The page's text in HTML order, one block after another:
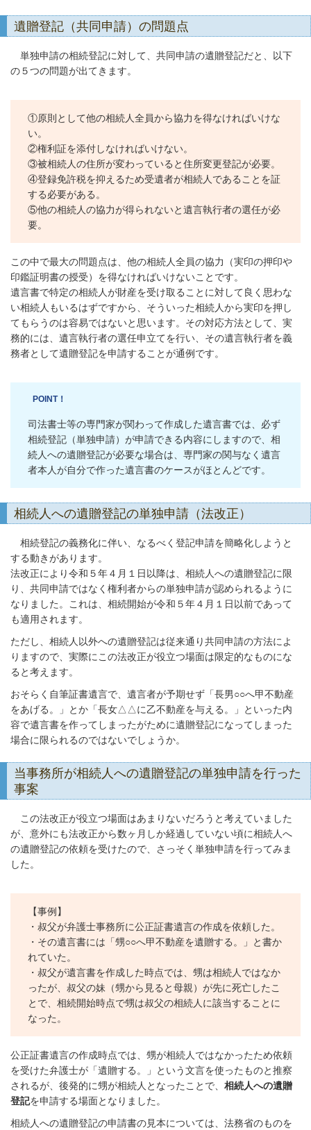
遺贈登記（共同申請）の問題点
単独申請の相続登記に対して、共同申請の遺贈登記だと、以下
の５つの問題が出てきます。
①原則として他の相続人全員から協力を得なければいけな
い。
②権利証を添付しなければいけない。
③被相続人の住所が変わっていると住所変更登記が必要。
④登録免許税を抑えるため受遺者が相続人であることを証
する必要がある。
⑤他の相続人の協力が得られないと遺言執行者の選任が必
要。
この中で最大の問題点は、他の相続人全員の協力（実印の押印や
印鑑証明書の授受）を得なければいけないことです。
遺言書で特定の相続人が財産を受け取ることに対して良く思わな
い相続人もいるはずですから、そういった相続人から実印を押し
てもらうのは容易ではないと思います。その対応方法として、実
務的には、遺言執行者の選任申立てを行い、その遺言執行者を義
務者として遺贈登記を申請することが通例です。
POINT！
司法書士等の専門家が関わって作成した遺言書では、必ず
相続登記（単独申請）が申請できる内容にしますので、相
続人への遺贈登記が必要な場合は、専門家の関与なく遺言
者本人が自分で作った遺言書のケースがほとんどです。
相続人への遺贈登記の単独申請（法改正）
相続登記の義務化に伴い、なるべく登記申請を簡略化しようと
する動きがあります。
法改正により令和５年４月１日以降は、相続人への遺贈登記に限
り、共同申請ではなく権利者からの単独申請が認められるように
なりました。これは、相続開始が令和５年４月１日以前であって
も適用されます。
ただし、相続人以外への遺贈登記は従来通り共同申請の方法によ
りますので、実際にこの法改正が役立つ場面は限定的なものにな
ると考えます。
おそらく自筆証書遺言で、遺言者が予期せず「長男○○へ甲不動産
をあげる。」とか「長女△△に乙不動産を与える。」といった内
容で遺言書を作ってしまったがために遺贈登記になってしまった
場合に限られるのではないでしょうか。
当事務所が相続人への遺贈登記の単独申請を行った
事案
この法改正が役立つ場面はあまりないだろうと考えていました
が、意外にも法改正から数ヶ月しか経過していない頃に相続人へ
の遺贈登記の依頼を受けたので、さっそく単独申請を行ってみま
した。
【事例】
・叔父が弁護士事務所に公正証書遺言の作成を依頼した。
・その遺言書には「甥○○へ甲不動産を遺贈する。」と書か
れていた。
・叔父が遺言書を作成した時点では、甥は相続人ではなか
ったが、叔父の妹（甥から見ると母親）が先に死亡したこ
とで、相続開始時点で甥は叔父の相続人に該当することに
なった。
公正証書遺言の作成時点では、甥が相続人ではなかったため依頼
を受けた弁護士が「遺贈する。」という文言を使ったものと推察
されるが、後発的に甥が相続人となったことで、 相続人への遺贈
登記を申請する場面となりました。
相続人への遺贈登記の申請書の見本については、法務省のものを